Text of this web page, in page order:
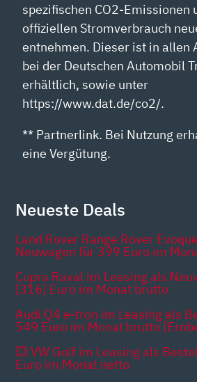
spezifischen CO2-Emissionen
offiziellen Stromverbrauch
entnehmen. Dieser ist in allen
bei der Deutschen Automobil
erhältlich, sowie unter
https://www.dat.de/co2/.
** Partnerlink. Bei Nutzung
eine Vergütung.
Neueste Deals
Land Rover Range Rover
Neuwagen für 399 Euro im
Cupra Raval im Leasing als
[316] Euro im Monat brutto
Audi Q4 e-tron im Leasing als
549 Euro im Monat brutto
💥 VW Golf im Leasing als
Euro im Monat netto